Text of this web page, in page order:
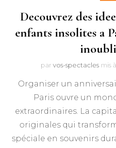
Decouvrez des
enfants insolites a
par vos-spectacles mis
Organiser un
Paris ouvre un
extraordinaires. La
originales qui
spéciale en souvenirs